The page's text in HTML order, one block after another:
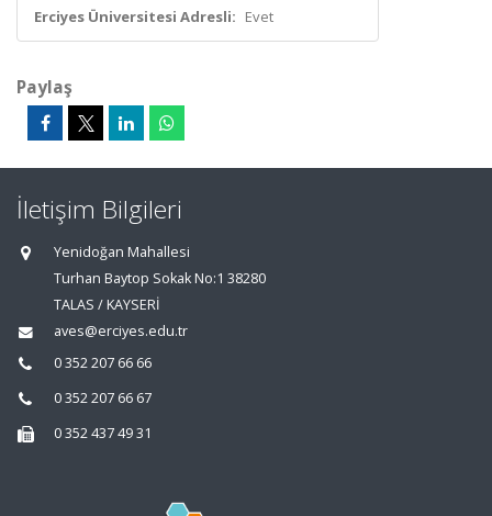
Erciyes Üniversitesi Adresli: Evet
Paylaş
İletişim Bilgileri
Yenidoğan Mahallesi
Turhan Baytop Sokak No:1 38280
TALAS / KAYSERİ
aves@erciyes.edu.tr
0 352 207 66 66
0 352 207 66 67
0 352 437 49 31